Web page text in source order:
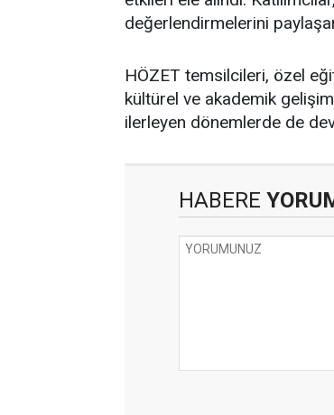
değerlendirmelerini
HÖZET temsilcileri, özel
kültürel ve akademik
ilerleyen dönemlerde de
HABERE